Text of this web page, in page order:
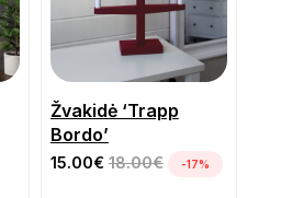
Žvakidė ‘Trapp
Bordo’
15.00€ 18.00€ -17%